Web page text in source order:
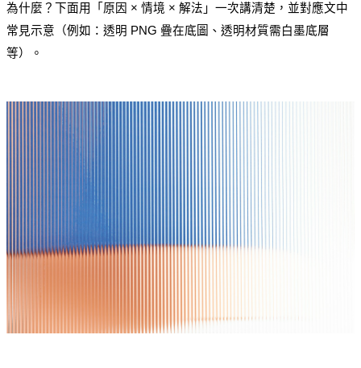
為什麼？下面用「原因 × 情境 × 解法」一次講清楚，並對應文中
常見示意（例如：透明 PNG 疊在底圖、透明材質需白墨底層
等）。